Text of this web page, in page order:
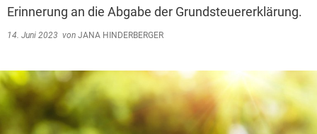
Erinnerung an die Abgabe der Grundsteuererklärung.
14. Juni 2023 von JANA HINDERBERGER